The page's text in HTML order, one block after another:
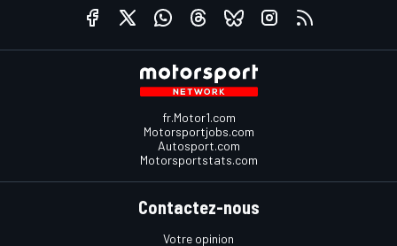
fr.Motor1.com
Motorsportjobs.com
Autosport.com
Motorsportstats.com
Contactez-nous
Votre opinion